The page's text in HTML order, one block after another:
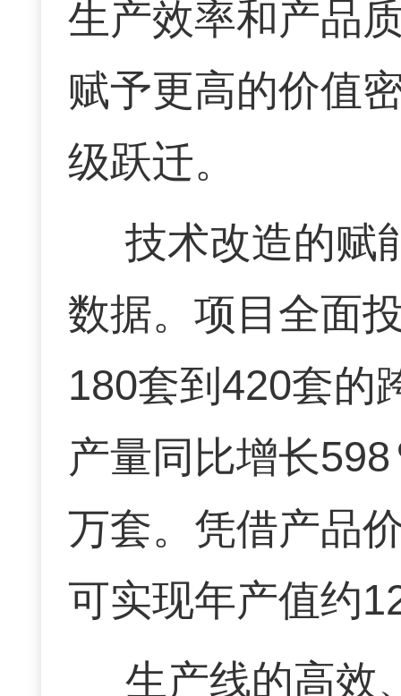
生产效率和产品
赋予更高的价值
级跃迁。
技术改造的赋
数据。项目全面
180套到420套的
产量同比增长
万套。凭借产品
可实现年产值约
生产线的高效